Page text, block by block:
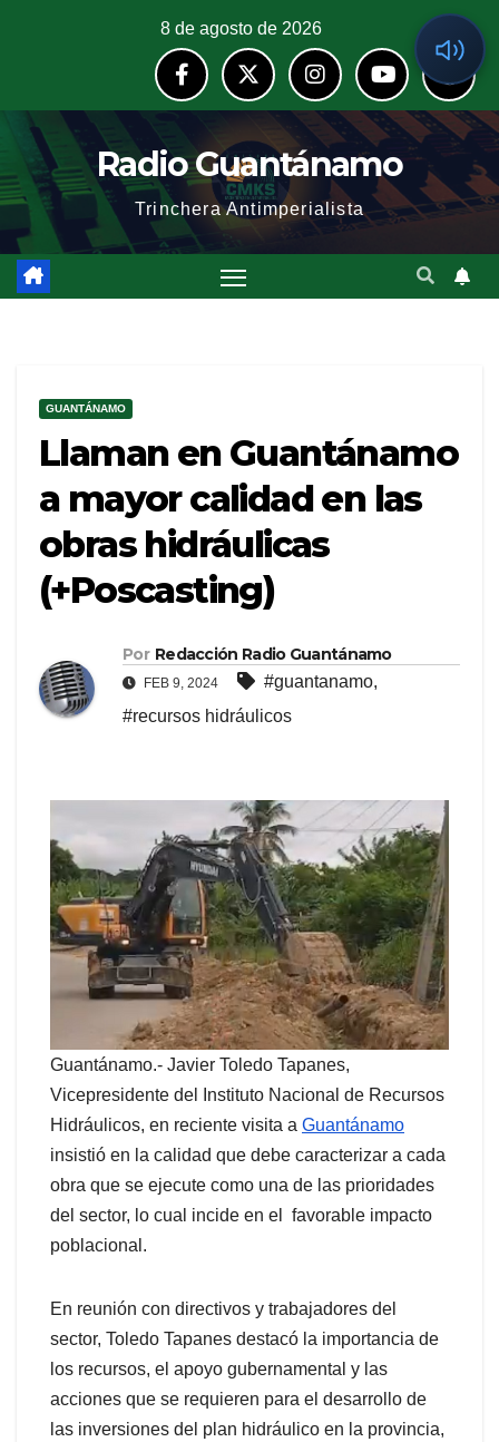
8 de agosto de 2026
Radio Guantánamo
Trinchera Antimperialista
GUANTÁNAMO
Llaman en Guantánamo
a mayor calidad en las
obras hidráulicas
(+Poscasting)
Por Redacción Radio Guantánamo
FEB 9, 2024 #guantanamo,
#recursos hidráulicos
Guantánamo.- Javier Toledo Tapanes,
Vicepresidente del Instituto Nacional de Recursos
Hidráulicos, en reciente visita a Guantánamo
insistió en la calidad que debe caracterizar a cada
obra que se ejecute como una de las prioridades
del sector, lo cual incide en el favorable impacto
poblacional.
En reunión con directivos y trabajadores del
sector, Toledo Tapanes destacó la importancia de
los recursos, el apoyo gubernamental y las
acciones que se requieren para el desarrollo de
las inversiones del plan hidráulico en la provincia,